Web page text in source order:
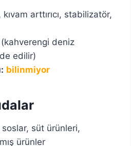
arttırıcı, stabilizatör,
deniz
edilir)
bilinmiyor
süt ürünleri,
ürünler